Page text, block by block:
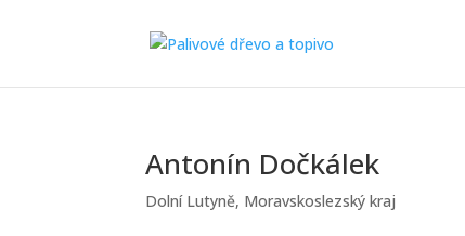
Antonín Dočkálek
Dolní Lutyně, Moravskoslezský kraj